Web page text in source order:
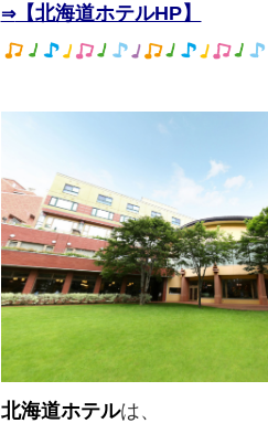
⇒【北海道ホテルHP】
北海道ホテルは、